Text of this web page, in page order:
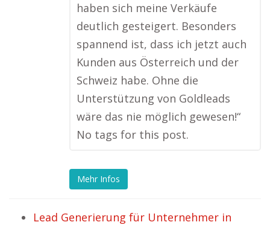
haben sich meine Verkäufe
deutlich gesteigert. Besonders
spannend ist, dass ich jetzt auch
Kunden aus Österreich und der
Schweiz habe. Ohne die
Unterstützung von Goldleads
wäre das nie möglich gewesen!“
No tags for this post.
Mehr Infos
Lead Generierung für Unternehmer in